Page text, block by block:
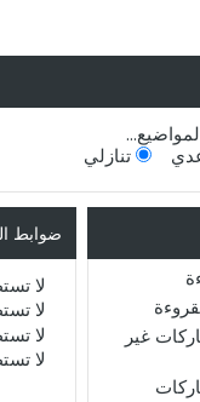
تنازلي
غير
ضوابط
لا
لا
لا
لا